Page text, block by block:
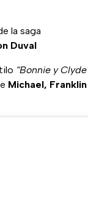
la saga
Duval
“Bonnie y
Michael,